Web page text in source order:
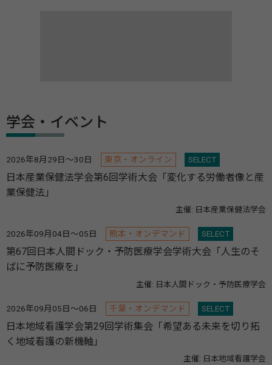
学会・イベント
2026年8月29日～30日 東京・オンライン SELECT
日本産業保健法学会第6回学術大会「変化する労働者像と産
業保健法」
主催: 日本産業保健法学会
2026年09月04日～05日 熊本・オンデマンド SELECT
第67回日本人間ドック・予防医療学会学術大会「人生のそ
ばに予防医療を」
主催: 日本人間ドック・予防医療学会
2026年09月05日～06日 千葉・オンデマンド SELECT
日本地域看護学会第29回学術集会「希望ある未来を切り拓
く地域看護の新機軸」
主催: 日本地域看護学会